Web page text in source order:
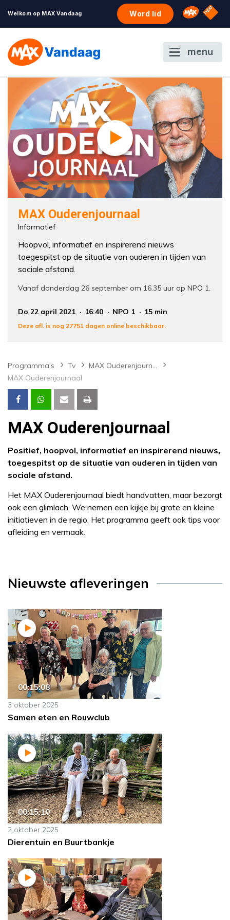
Welkom op MAX Vandaag Word lid Omroep
NPO
menu
MAX Ouderenjournaal
Informatief
Hoopvol, informatief en inspirerend nieuws
toegespitst op de situatie van ouderen in tijden van
sociale afstand.
Vanaf donderdag 26 september om 16.35 uur op NPO 1.
Do 22 april 2021 16:40 NPO 1 15 min
Deze afl. is nog 27751 dagen online beschikbaar.
Programma’s Tv
MAX Ouderenjournaal
MAX Ouderenjournaal
MAX Ouderenjournaal
Positief, hoopvol, informatief en inspirerend nieuws,
toegespitst op de situatie van ouderen in tijden van
sociale afstand.
Het MAX Ouderenjournaal biedt handvatten, maar bezorgt
ook een glimlach. We nemen een kijkje bij grote en kleine
initiatieven in de regio. Het programma geeft ook tips voor
afleiding en vermaak.
Nieuwste afleveringen
00:15:08
3 oktober 2025
Samen eten en Rouwclub
00:15:10
2 oktober 2025
Dierentuin en Buurtbankje